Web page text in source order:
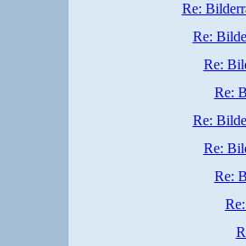
Re:
Re:
Re:
Re:
Re:
Re:
Re: